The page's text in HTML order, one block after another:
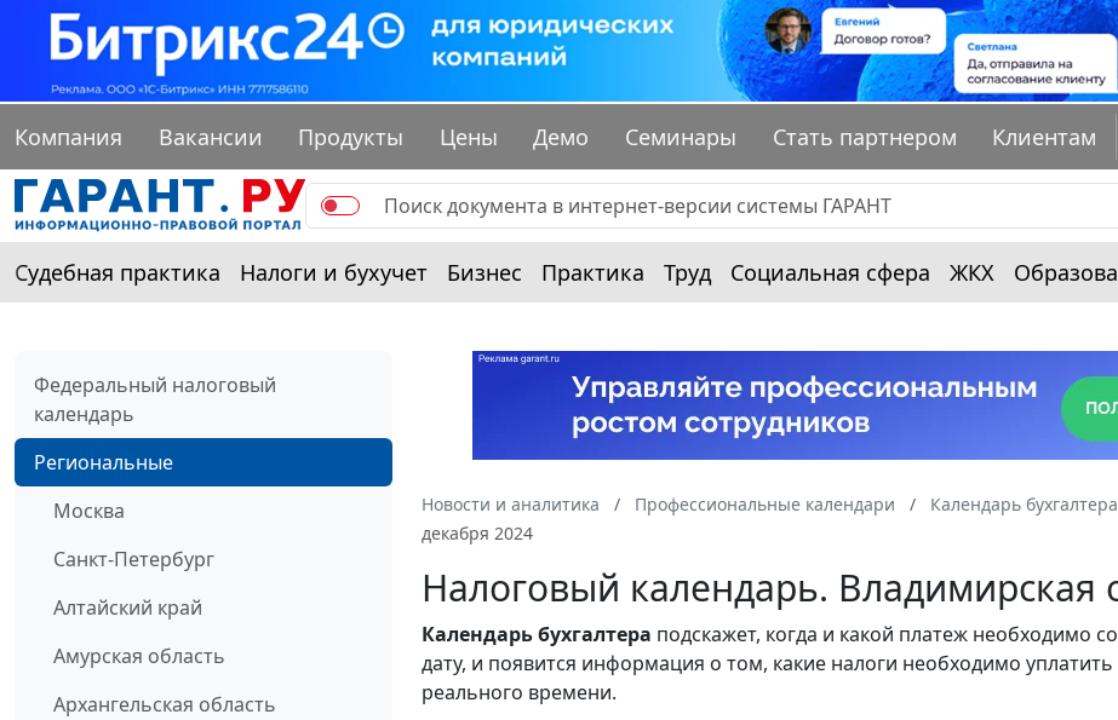
Компания Вакансии Продукты Цены Демо Семинары Стать партнером Клиентам
Судебная практика Налоги и бухучет Бизнес Практика Труд Социальная сфера ЖКХ
Федеральный налоговый
календарь
Региональные
Москва
Санкт-Петербург
Алтайский край
Амурская область
Архангельская область
Новости и аналитика Профессиональные календари Календарь бухгалтера
декабря 2024
Налоговый календарь. Владимирская
Календарьбухгалтера подскажет, когда и какой платеж
дату, и появится информация о том, какие налоги необходимо
реального времени.